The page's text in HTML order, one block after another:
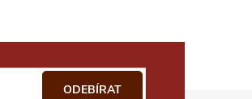
ODEBÍRAT